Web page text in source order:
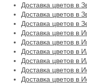
Доставка цветов в
Доставка цветов в
Доставка цветов в
Доставка цветов в
Доставка цветов в
Доставка цветов в
Доставка цветов в
Доставка цветов в
Доставка цветов в